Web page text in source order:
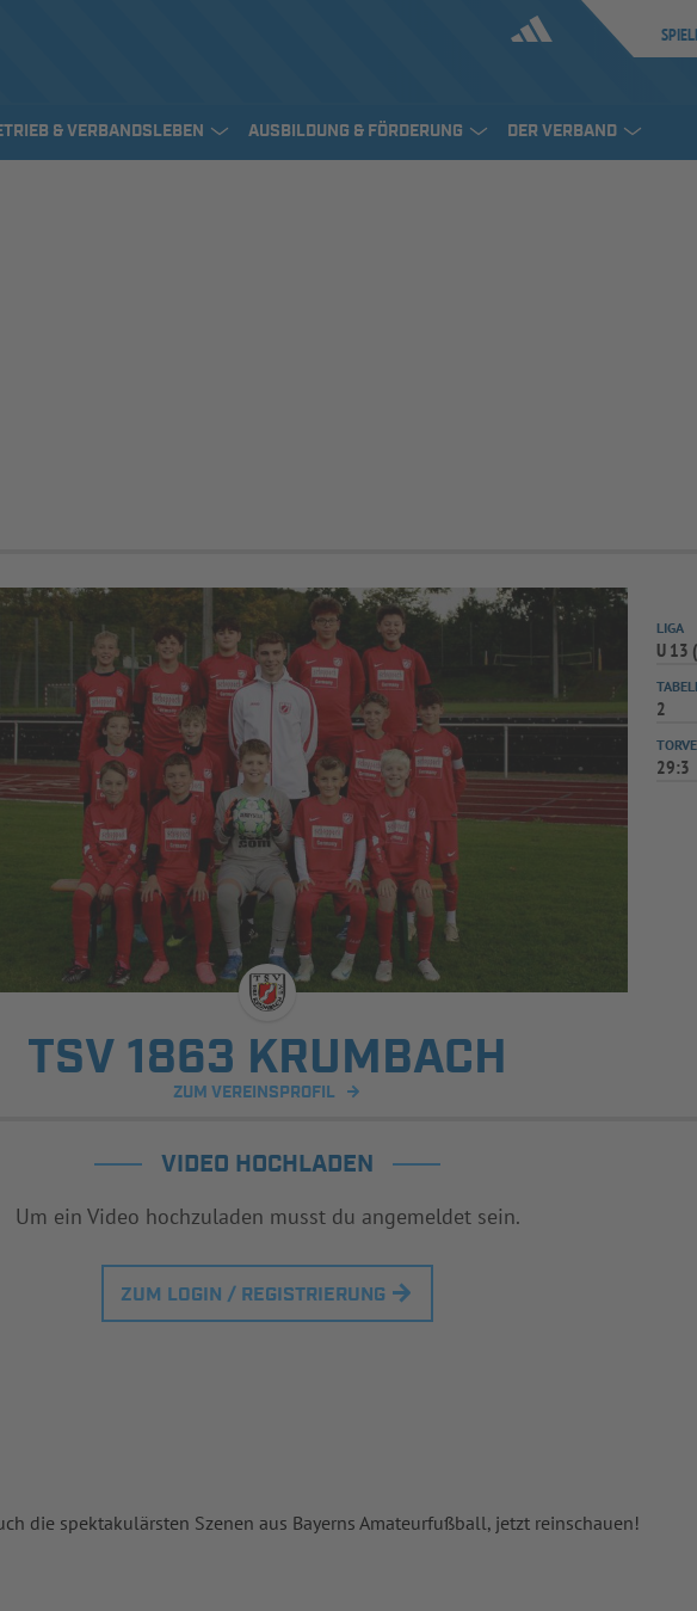
& VERBANDSLEBEN AUSBILDUNG & FÖRDERUNG DER VERBAND
TSV 1863 KRUMBACH
ZUM VEREINSPROFIL
LIGA
U 13
2
29:3
VIDEO HOCHLADEN
Um ein Video hochzuladen musst du angemeldet sein.
ZUM LOGIN / REGISTRIERUNG
die spektakulärsten Szenen aus Bayerns Amateurfußball, jetzt reinschauen!